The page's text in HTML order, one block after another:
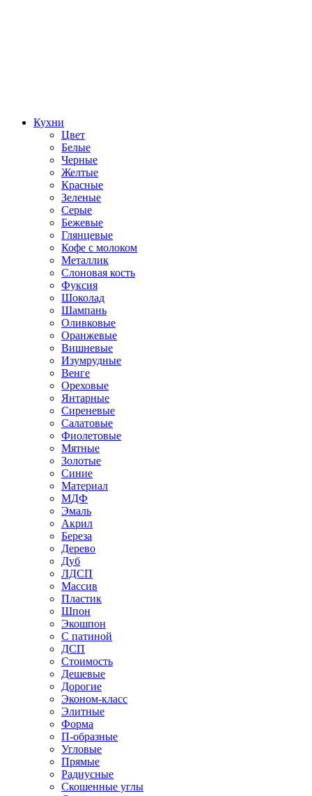
Кухни
Цвет
Белые
Черные
Желтые
Красные
Зеленые
Серые
Бежевые
Глянцевые
Кофе с молоком
Металлик
Слоновая кость
Фуксия
Шоколад
Шампань
Оливковые
Оранжевые
Вишневые
Изумрудные
Венге
Ореховые
Янтарные
Сиреневые
Салатовые
Фиолетовые
Мятные
Золотые
Синие
Материал
МДФ
Эмаль
Акрил
Береза
Дерево
Дуб
ЛДСП
Массив
Пластик
Шпон
Экошпон
С патиной
ДСП
Стоимость
Дешевые
Дорогие
Эконом-класс
Элитные
Форма
П-образные
Угловые
Прямые
Радиусные
Скошенные углы